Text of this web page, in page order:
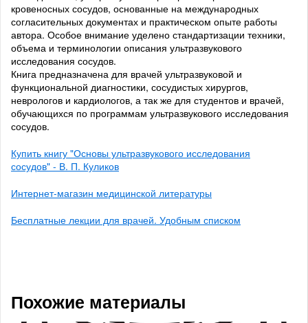
кровеносных сосудов, основанные на международных
согласительных документах и практическом опыте работы
автора. Особое внимание уделено стандартизации техники,
объема и терминологии описания ультразвукового
исследования сосудов.
Книга предназначена для врачей ультразвуковой и
функциональной диагностики, сосудистых хирургов,
неврологов и кардиологов, а так же для студентов и врачей,
обучающихся по программам ультразвукового исследования
сосудов.
Купить книгу "Основы ультразвукового исследования
сосудов" - В. П. Куликов
Интернет-магазин медицинской литературы
Бесплатные лекции для врачей. Удобным списком
Похожие материалы